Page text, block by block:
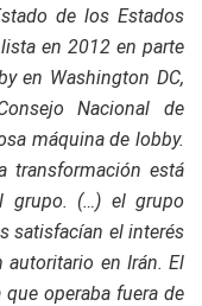
de los Estados
en 2012 en parte
en Washington DC,
Nacional de
máquina de lobby.
transformación está
grupo. (…) el grupo
satisfacían el interés
en Irán. El
operaba fuera de